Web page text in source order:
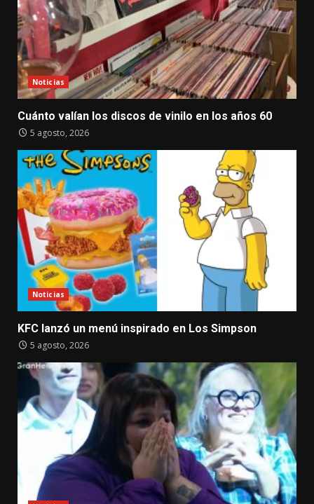
Noticias
Cuánto valían los discos de vinilo en los años 60
5 agosto, 2026
Noticias
KFC lanzó un menú inspirado en Los Simpson
5 agosto, 2026